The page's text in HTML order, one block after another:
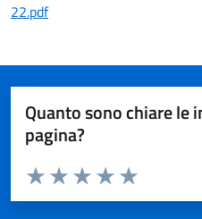
22.pdf
Quanto sono chiare le
pagina?
Valuta da 1 a 5 stelle la pagina
Valuta 5
Valuta 4 stelle
Valuta 3 stelle su 5
Valuta 2 stelle su 5
Valuta 1 stelle su 5